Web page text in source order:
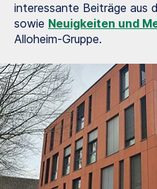
interessante Beiträge aus
sowie Neuigkeiten und
Alloheim-Gruppe.